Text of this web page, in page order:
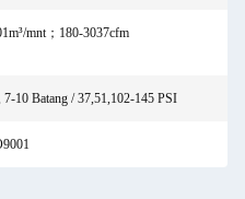
mnt；180-3037cfm
7-10 Batang / 37,51,102-145 PSI